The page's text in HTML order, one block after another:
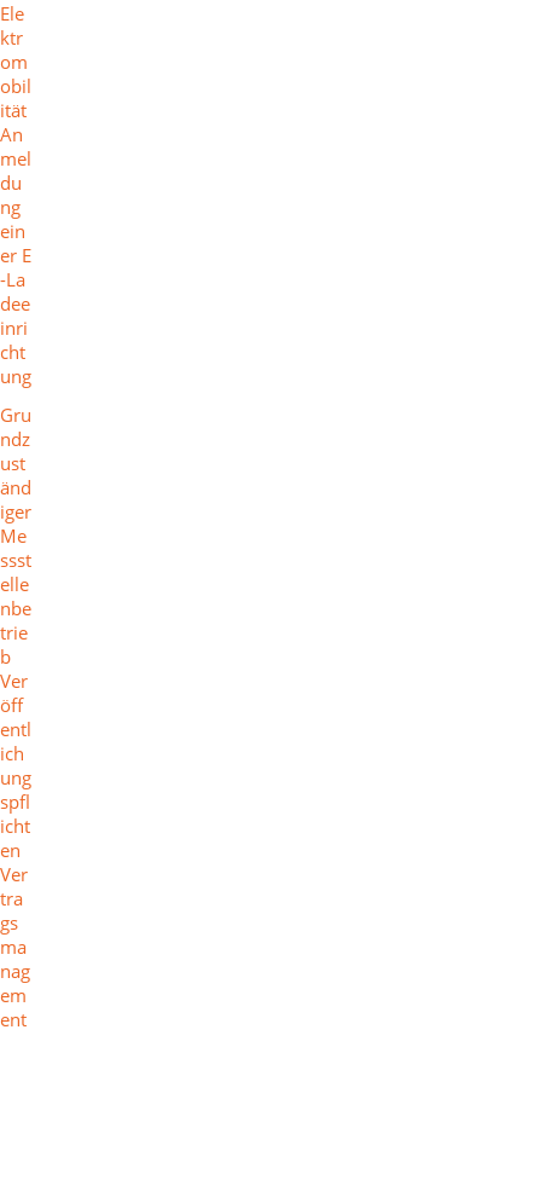
Ele
ktr
om
obil
ität
An
mel
du
ng
ein
er E
-La
dee
inri
cht
ung
Gru
ndz
ust
änd
iger
Me
ssst
elle
nbe
trie
b
Ver
öff
entl
ich
ung
spfl
icht
en
Ver
tra
gs
ma
nag
em
ent